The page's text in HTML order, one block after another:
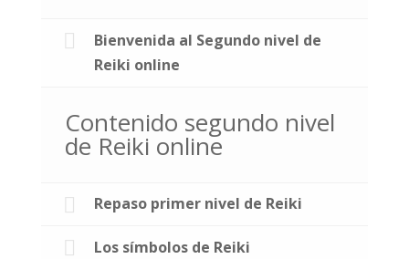
Bienvenida al Segundo nivel de
Reiki online
Contenido segundo nivel
de Reiki online
Repaso primer nivel de Reiki
Los símbolos de Reiki